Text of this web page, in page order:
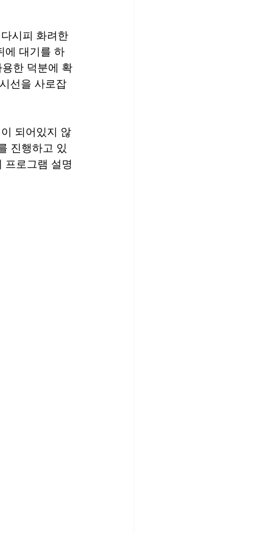
시피 화려한
에 대기를 하
한 덕분에 확
선을 사로잡
되어있지 않
진행하고 있
프로그램 설명